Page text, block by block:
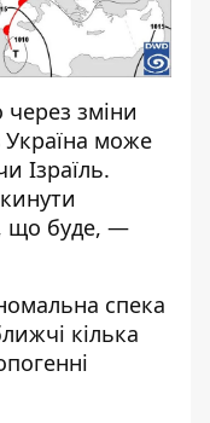
зміни
Україна може
Ізраїль.
що буде, —
спека
кілька